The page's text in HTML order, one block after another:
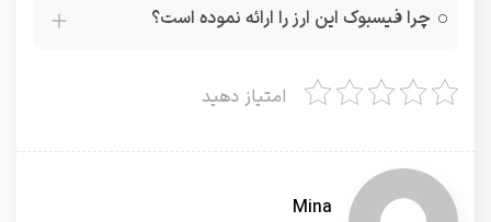
چرا فیسبوک این ارز را ارائه نموده است؟
امتیاز دهید
Mina